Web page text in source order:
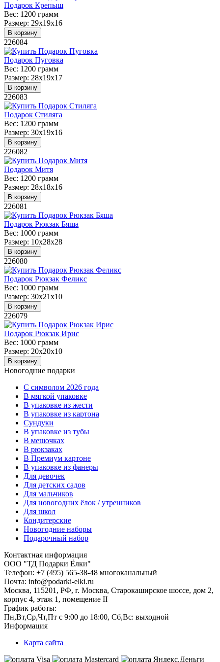
Подарок Крепыш
Вес: 1200 грамм
Размер: 29х19х16
В корзину
226084
Подарок Пуговка
Вес: 1200 грамм
Размер: 28х19х17
В корзину
226083
Подарок Стиляга
Вес: 1200 грамм
Размер: 30х19х16
В корзину
226082
Подарок Митя
Вес: 1200 грамм
Размер: 28х18х16
В корзину
226081
Подарок Рюкзак Бяша
Вес: 1000 грамм
Размер: 10х28х28
В корзину
226080
Подарок Рюкзак Феликс
Вес: 1000 грамм
Размер: 30х21х10
В корзину
226079
Подарок Рюкзак Ирис
Вес: 1000 грамм
Размер: 20х20х10
В корзину
Новогодние подарки
C символом 2026 года
В мягкой упаковке
В упаковке из жести
В упаковке из картона
Сундуки
В упаковке из тубы
В мешочках
В рюкзаках
В Премиум картоне
В упаковке из фанеры
Для девочек
Для детских садов
Для мальчиков
Для новогодних ёлок / утренников
Для школ
Кондитерские
Новогодние наборы
Подарочный набор
Контактная информация
ООО "ТД Подарки Ёлки"
Телефон: +7 (495) 565-38-48 многоканальный
Почта: info@podarki-elki.ru
Москва, 115201, РФ, г. Москва, Старокаширское шоссе, дом 2,
корпус 4, этаж 1, помещение II
График работы:
Пн,Вт,Ср,Чт,Пт с 9:00 до 18:00, Сб,Вс: выходной
Информация
Карта сайта